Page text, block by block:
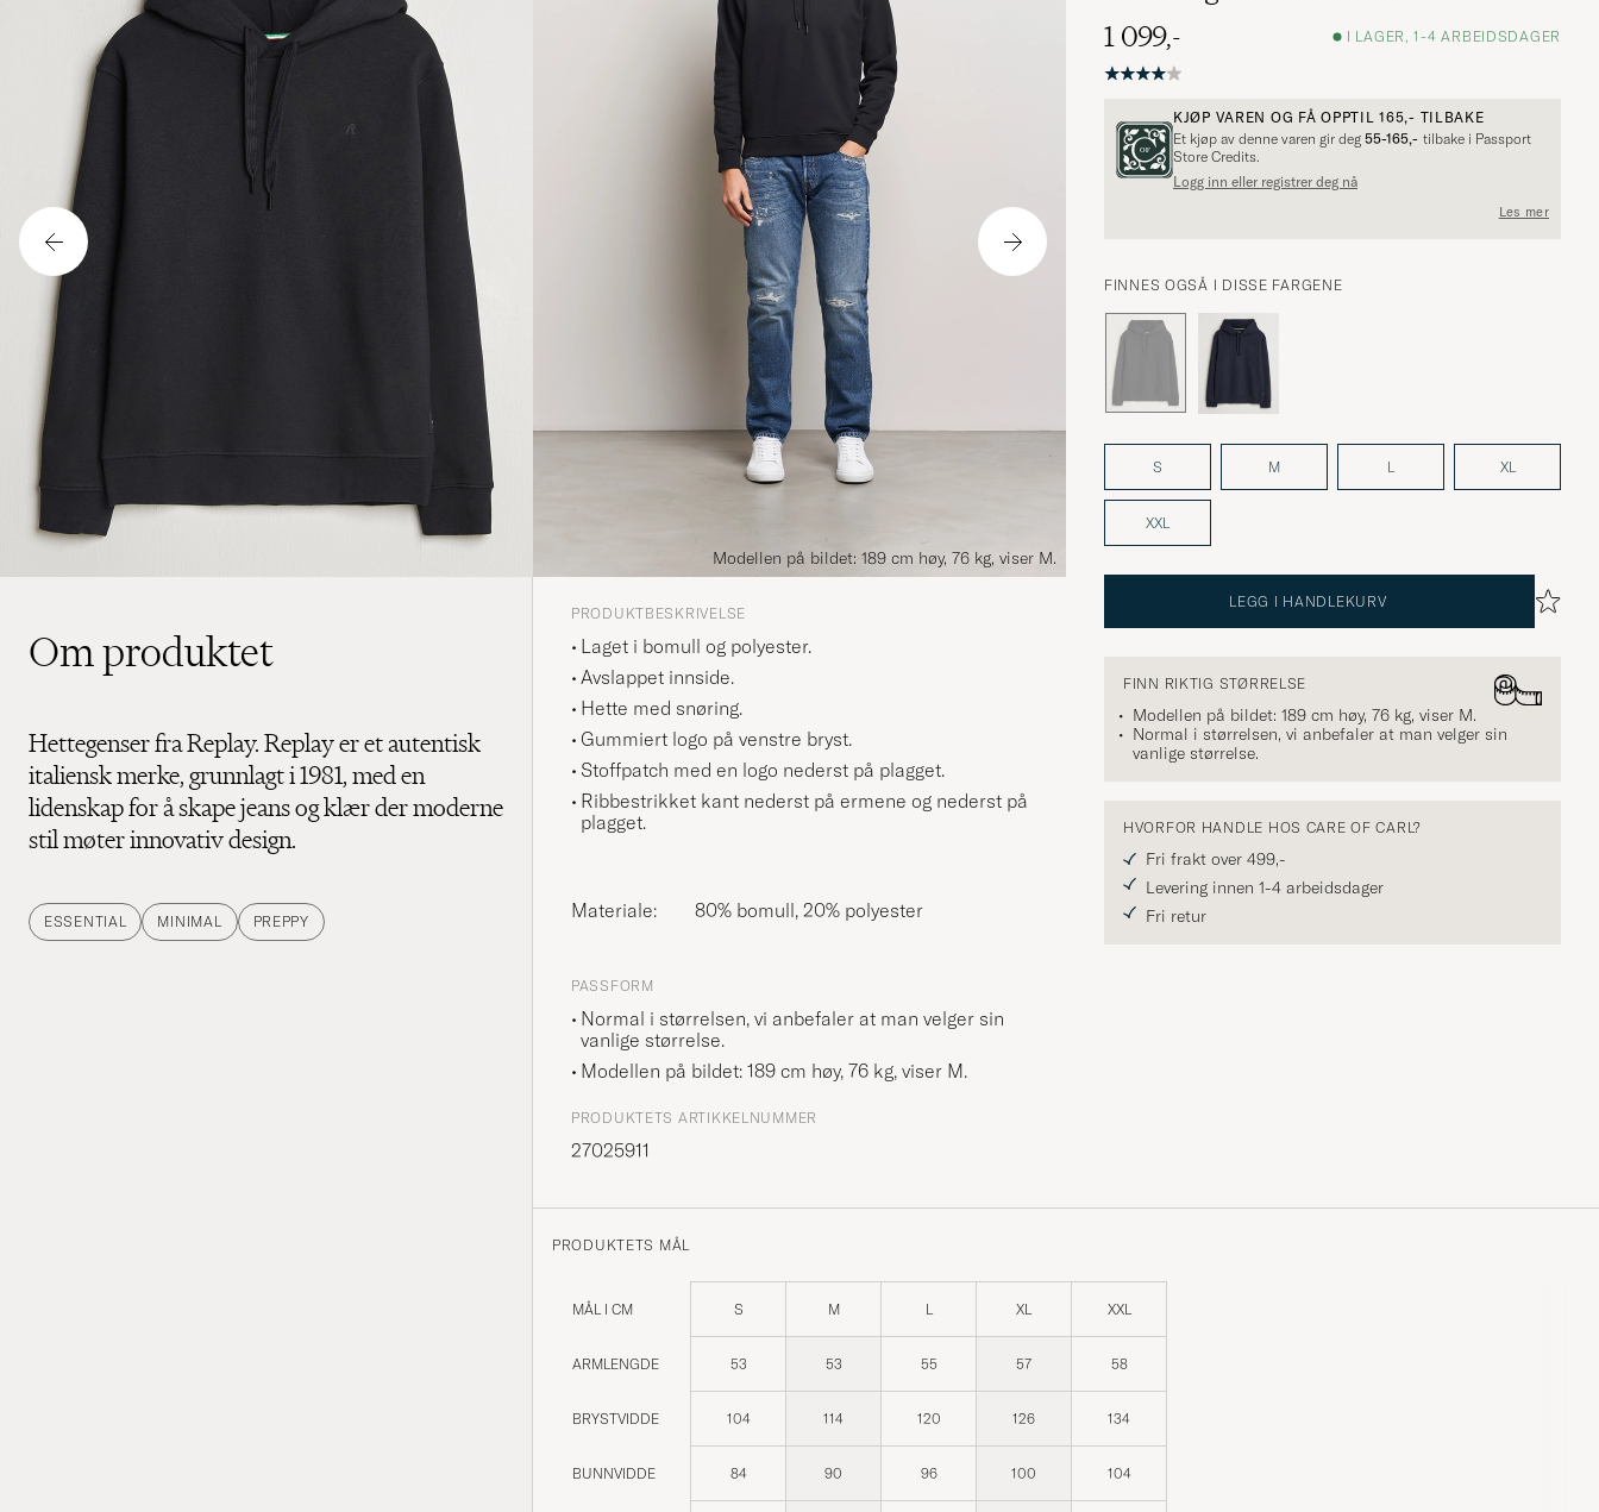
Modellen på bildet: 189 cm høy, 76 kg, viser M.
1 099,-
I LAGER, 1-4 ARBEIDSDAGER
KJØP VAREN OG FÅ OPPTIL165,- TILBAKE
Et kjøp av denne varen gir deg 55-165,- tilbake i Passport
Store Credits.
Logg inn eller registrer deg nå
Les mer
FINNES OGSÅ I DISSE FARGENE
S M L XL
XXL
LEGG I HANDLEKURV
FINN RIKTIG STØRRELSE
Modellen på bildet: 189 cm høy, 76 kg, viser M.
Normal i størrelsen, vi anbefaler at man velger sin
vanlige størrelse.
HVORFOR HANDLE HOS CARE OF CARL?
Fri frakt over 499,-
Levering innen 1-4 arbeidsdager
Fri retur
Om produktet
Hettegenser fra Replay. Replay er et autentisk
italiensk merke, grunnlagt i 1981, med en
lidenskap for å skape jeans og klær der moderne
stil møter innovativ design.
ESSENTIAL MINIMAL PREPPY
PRODUKTBESKRIVELSE
Laget i bomull og polyester.
Avslappet innside.
Hette med snøring.
Gummiert logo på venstre bryst.
Stoffpatch med en logo nederst på plagget.
Ribbestrikket kant nederst på ermene og nederst på
plagget.
Materiale: 80% bomull, 20% polyester
PASSFORM
Normal i størrelsen, vi anbefaler at man velger sin
vanlige størrelse.
Modellen på bildet: 189 cm høy, 76 kg, viser M.
PRODUKTETS ARTIKKELNUMMER
27025911
PRODUKTETS MÅL
MÅL I CM S M L XL XXL
ARMLENGDE 53 53 55 57 58
BRYSTVIDDE 104 114 120 126 134
BUNNVIDDE 84 90 96 100 104